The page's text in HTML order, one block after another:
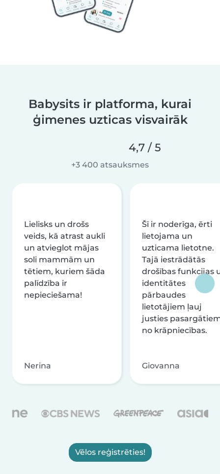
Babysits ir platforma, kurai
ģimenes uzticas visvairāk
4,7 / 5
+3 400 atsauksmes
Lielisks un drošs
veids, kā atrast aukli
un atvieglot mājas
soli mammām un
tētiem, kuriem šāda
palīdzība ir
nepieciešama!
Nerina
Šī ir noderīga, ērti
lietojama un
uzticama lietotne.
Tajā iestrādātās
drošības funkcijas
identitātes
pārbaudes
lietotājiem ļauj
justies
no krāpniecības.
Giovanna
Vēlos reģistrēties!